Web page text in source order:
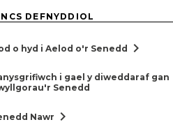
DEFNYDDIOL
o hyd i Aelod o'r Senedd chevron_right
i gael y diweddaraf gan
Senedd
Nawr chevron_right